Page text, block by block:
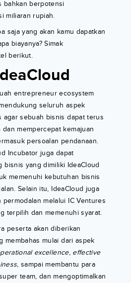
bahkan berpotensi
miliaran rupiah.
saja yang akan kamu dapatkan
biayanya? Simak
berikut.
entrepreneur ecosystem
seluruh aspek
agar sebuah bisnis dapat terus
mempercepat kemajuan
persoalan pendanaan.
Incubator juga dapat
bisnis yang dimiliki IdeaCloud
memenuhi kebutuhan bisnis
Selain itu, IdeaCloud juga
permodalan melalui IC Ventures
terpilih dan memenuhi syarat.
peserta akan diberikan
membahas mulai dari aspek
excellence, effective
, sampai membantu para
team, dan mengoptimalkan